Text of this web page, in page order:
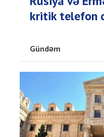
kritik telefon
Gündəm